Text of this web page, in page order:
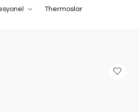
Thermoslar